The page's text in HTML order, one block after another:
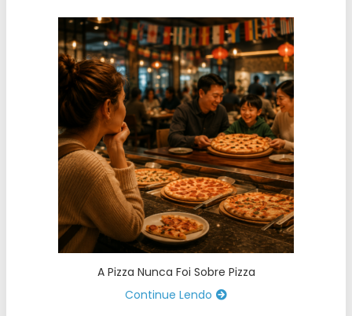
A Pizza Nunca Foi Sobre Pizza
Continue Lendo